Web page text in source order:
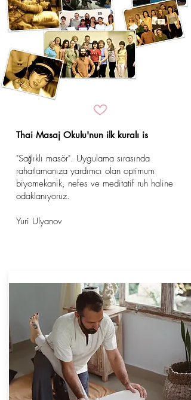
Thai Masaj Okulu'nun ilk kuralı is
"Sağlıklı masör". Uygulama sırasında
rahatlamanıza yardımcı olan optimum
biyomekanik, nefes ve meditatif ruh haline
odaklanıyoruz.
Yuri Ulyanov